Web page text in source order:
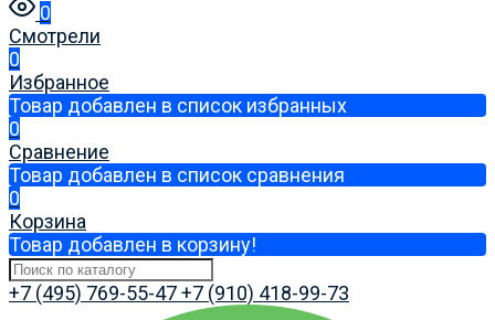
0
Смотрели
0
Избранное
Товар добавлен в список избранных
0
Сравнение
Товар добавлен в список сравнения
0
Корзина
Товар добавлен в корзину!
+7 (495) 769-55-47+7 (910) 418-99-73